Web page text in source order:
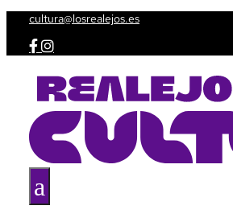
cultura@losrealejos.es
 
a